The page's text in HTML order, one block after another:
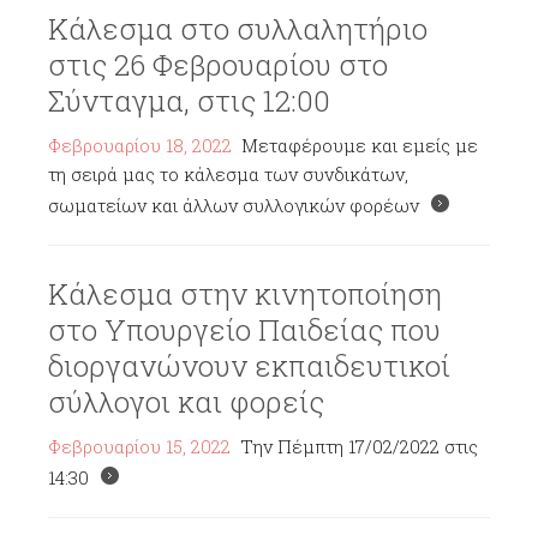
Κάλεσμα στο συλλαλητήριο
στις 26 Φεβρουαρίου στο
Σύνταγμα, στις 12:00
Φεβρουαρίου 18, 2022 Μεταφέρουμε και εμείς με
τη σειρά μας το κάλεσμα των συνδικάτων,
σωματείων και άλλων συλλογικών φορέων
Κάλεσμα στην κινητοποίηση
στο Υπουργείο Παιδείας που
διοργανώνουν εκπαιδευτικοί
σύλλογοι και φορείς
Φεβρουαρίου 15, 2022 Την Πέμπτη 17/02/2022 στις
14:30